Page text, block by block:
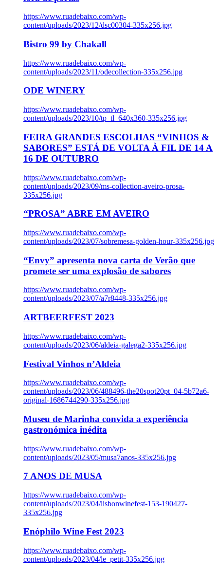
https://www.ruadebaixo.com/wp-
content/uploads/2023/12/dsc00304-335x256.jpg
Bistro 99 by Chakall
https://www.ruadebaixo.com/wp-
content/uploads/2023/11/odecollection-335x256.jpg
ODE WINERY
https://www.ruadebaixo.com/wp-
content/uploads/2023/10/tp_tl_640x360-335x256.jpg
FEIRA GRANDES ESCOLHAS “VINHOS &
SABORES” ESTÁ DE VOLTA À FIL DE 14 A
16 DE OUTUBRO
https://www.ruadebaixo.com/wp-
content/uploads/2023/09/ms-collection-aveiro-prosa-
335x256.jpg
“PROSA” ABRE EM AVEIRO
https://www.ruadebaixo.com/wp-
content/uploads/2023/07/sobremesa-golden-hour-335x256.jpg
“Envy” apresenta nova carta de Verão que
promete ser uma explosão de sabores
https://www.ruadebaixo.com/wp-
content/uploads/2023/07/a7r8448-335x256.jpg
ARTBEERFEST 2023
https://www.ruadebaixo.com/wp-
content/uploads/2023/06/aldeia-galega2-335x256.jpg
Festival Vinhos n’Aldeia
https://www.ruadebaixo.com/wp-
content/uploads/2023/06/488496-the20spot20pt_04-5b72a6-
original-1686744290-335x256.jpg
Museu de Marinha convida a experiência
gastronómica inédita
https://www.ruadebaixo.com/wp-
content/uploads/2023/05/musa7anos-335x256.jpg
7 ANOS DE MUSA
https://www.ruadebaixo.com/wp-
content/uploads/2023/04/lisbonwinefest-153-190427-
335x256.jpg
Enóphilo Wine Fest 2023
https://www.ruadebaixo.com/wp-
content/uploads/2023/04/le_petit-335x256.jpg